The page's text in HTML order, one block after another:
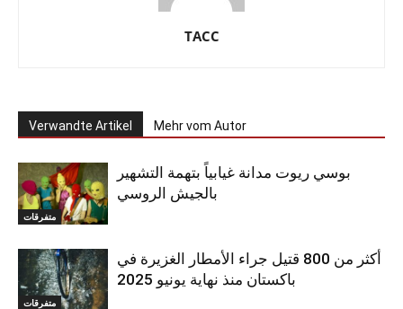
TACC
Verwandte Artikel Mehr vom Autor
متفرقات
بوسي ريوت مدانة غيابياً بتهمة التشهير
بالجيش الروسي
متفرقات
أكثر من 800 قتيل جراء الأمطار الغزيرة في
باكستان منذ نهاية يونيو 2025